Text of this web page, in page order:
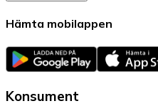
Hämta mobilappen
Konsument